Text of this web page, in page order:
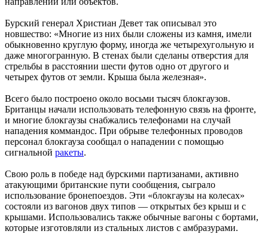
Бурский генерал Христиан Девет так описывал это
новшество: «Многие из них были сложены из камня, имели
обыкновенно круглую форму, иногда же четырехугольную и
даже многогранную. В стенах были сделаны отверстия для
стрельбы в расстоянии шести футов одно от другого и
четырех футов от земли. Крыша была железная».
Всего было построено около восьми тысяч блокгаузов.
Британцы начали использовать телефонную связь на фронте,
и многие блокгаузы снабжались телефонами на случай
нападения коммандос. При обрыве телефонных проводов
персонал блокгауза сообщал о нападении с помощью
сигнальной ракеты.
Свою роль в победе над бурскими партизанами, активно
атакующими британские пути сообщения, сыграло
использование бронепоездов. Эти «блокгаузы на колесах»
состояли из вагонов двух типов — открытых без крыш и с
крышами. Использовались также обычные вагоны с бортами,
которые изготовляли из стальных листов с амбразурами.